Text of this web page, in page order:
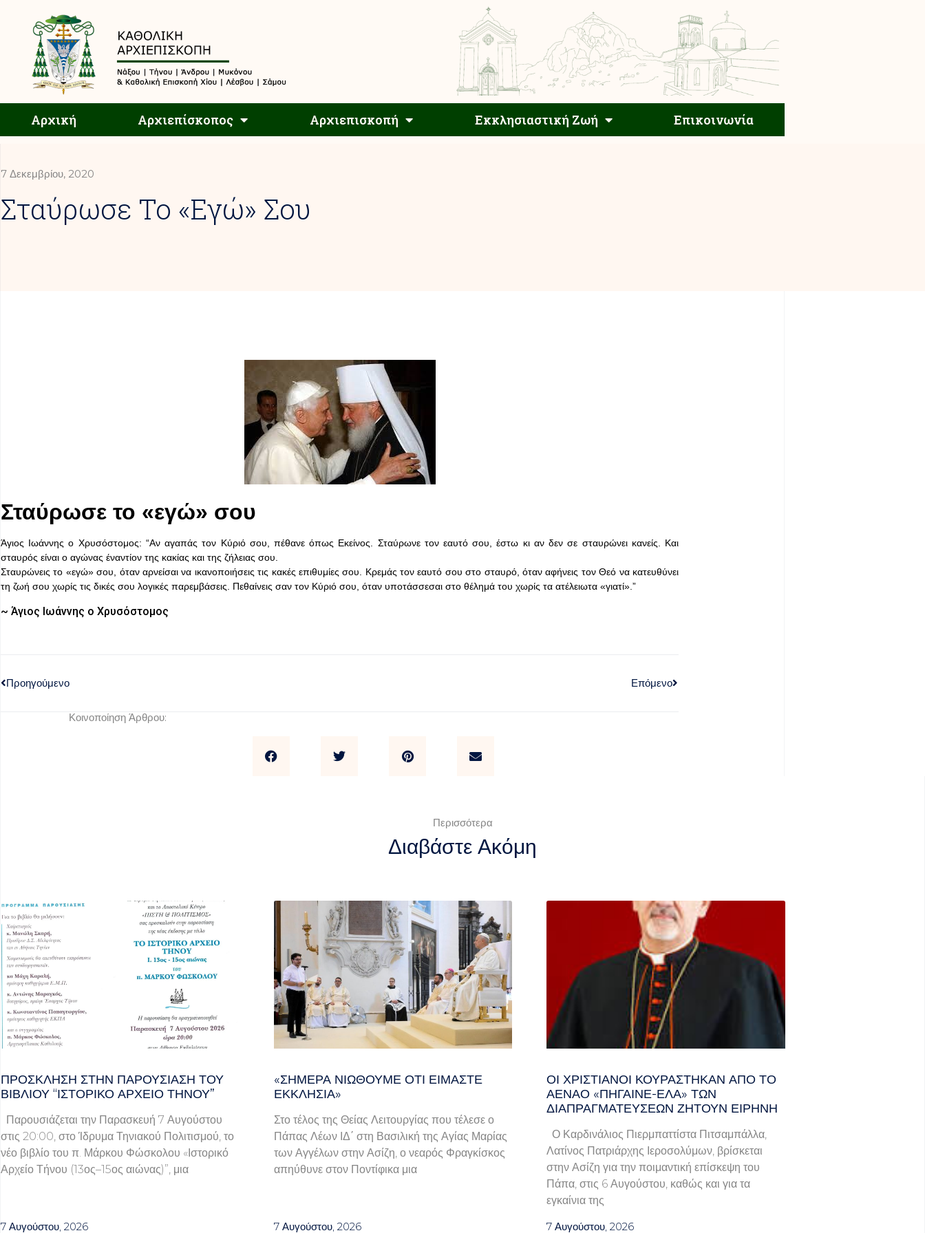
Αρχική Αρχιεπίσκοπος Αρχιεπισκοπή Εκκλησιαστική Ζωή Επικοινωνία
Αρχιεπισκοπή Εκκλησιαστική Ζωή Επικοινωνία
7 Δεκεμβρίου, 2020
Σταύρωσε Το «εγώ» Σου
Σταύρωσε το «εγώ» σου
Άγιος Ιωάννης ο Χρυσόστομος: “Αν αγαπάς τον Κύριό σου, πέθανε όπως Εκείνος. Σταύρωνε τον εαυτό σου, έστω κι αν δεν σε σταυρώνει κανείς. Και
σταυρός είναι ο αγώνας έναντίον της κακίας και της ζήλειας σου.
Σταυρώνεις το «εγώ» σου, όταν αρνείσαι να ικανοποιήσεις τις κακές επιθυμίες σου. Κρεμάς τον εαυτό σου στο σταυρό, όταν αφήνεις τον Θεό να κατευθύνει
τη ζωή σου χωρίς τις δικές σου λογικές παρεμβάσεις. Πεθαίνεις σαν τον Κύριό σου, όταν υποτάσσεσαι στο θέλημά του χωρίς τα ατέλειωτα «γιατί».”
~ Άγιος Ιωάννης ο Χρυσόστομος
Προηγούμενο Επόμενο
Κοινοποίηση Άρθρου:
Περισσότερα
Διαβάστε Ακόμη
ΠΡΌΣΚΛΗΣΗ ΣΤΗΝ ΠΑΡΟΥΣΊΑΣΗ ΤΟΥ
ΒΙΒΛΊΟΥ “ΙΣΤΟΡΙΚΌ ΑΡΧΕΊΟ ΤΉΝΟΥ”
Παρουσιάζεται την Παρασκευή 7 Αυγούστου
στις 20:00, στο Ίδρυμα Τηνιακού Πολιτισμού, το
νέο βιβλίο του π. Μάρκου Φώσκολου «Ιστορικό
Αρχείο Τήνου (13ος–15ος αιώνας)”, μια
7 Αυγούστου, 2026
«ΣΉΜΕΡΑ ΝΙΏΘΟΥΜΕ ΌΤΙ ΕΊΜΑΣΤΕ
ΕΚΚΛΗΣΊΑ»
Στο τέλος της Θείας Λειτουργίας που τέλεσε ο
Πάπας Λέων ΙΔ΄ στη Βασιλική της Αγίας Μαρίας
των Αγγέλων στην Ασίζη, ο νεαρός Φραγκίσκος
απηύθυνε στον Ποντίφικα μια
7 Αυγούστου, 2026
ΟΙ ΧΡΙΣΤΙΑΝΟΊ ΚΟΥΡΆΣΤΗΚΑΝ ΑΠΌ ΤΟ
ΑΈΝΑΟ «ΠΉΓΑΙΝΕ-ΈΛΑ» ΤΩΝ
ΔΙΑΠΡΑΓΜΑΤΕΎΣΕΩΝ ΖΗΤΟΎΝ ΕΙΡΉΝΗ
Ο Καρδινάλιος Πιερμπαττίστα Πιτσαμπάλλα,
Λατίνος Πατριάρχης Ιεροσολύμων, βρίσκεται
στην Ασίζη για την ποιμαντική επίσκεψη του
Πάπα, στις 6 Αυγούστου, καθώς και για τα
εγκαίνια της
7 Αυγούστου, 2026